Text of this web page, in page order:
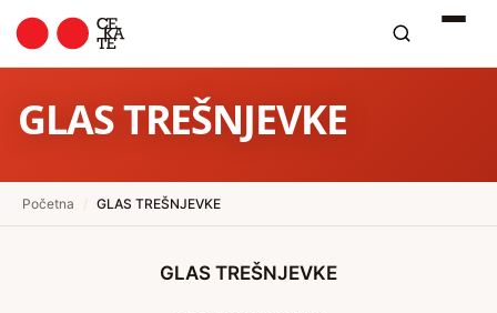
GLAS TREŠNJEVKE
Početna GLAS TREŠNJEVKE
GLAS TREŠNJEVKE